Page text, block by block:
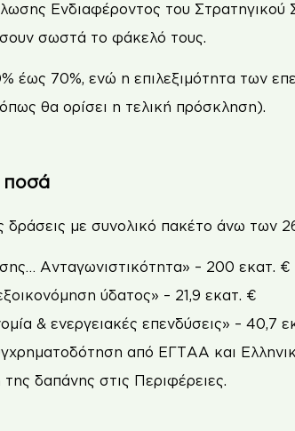
Ενδιαφέροντος του Στρατηγικού
σωστά το φάκελό τους.
έως 70%, ενώ η επιλεξιμότητα των
θα ορίσει η τελική πρόσκληση).
ποσά
με συνολικό πακέτο άνω των
Ανταγωνιστικότητα» – 200 εκατ. €
ύδατος» – 21,9 εκατ. €
& ενεργειακές επενδύσεις» – 40,7
από ΕΓΤΑΑ και
δαπάνης στις Περιφέρειες.